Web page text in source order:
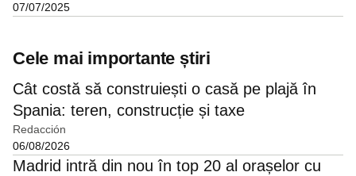
07/07/2025
Cele mai importante știri
Cât costă să construiești o casă pe plajă în
Spania: teren, construcție și taxe
Redacción
06/08/2026
Madrid intră din nou în top 20 al orașelor cu